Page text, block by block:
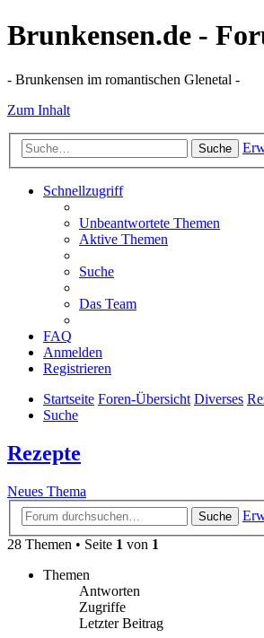
Brunkensen.de -
- Brunkensen im romantischen Glenetal -
Zum Inhalt
Suche
Schnellzugriff
Unbeantwortete Themen
Aktive Themen
Suche
Das Team
FAQ
Anmelden
Registrieren
Startseite Foren-Übersicht Diverses
Suche
Rezepte
Neues Thema
Suche
28 Themen • Seite 1 von 1
Themen
Antworten
Zugriffe
Letzter Beitrag